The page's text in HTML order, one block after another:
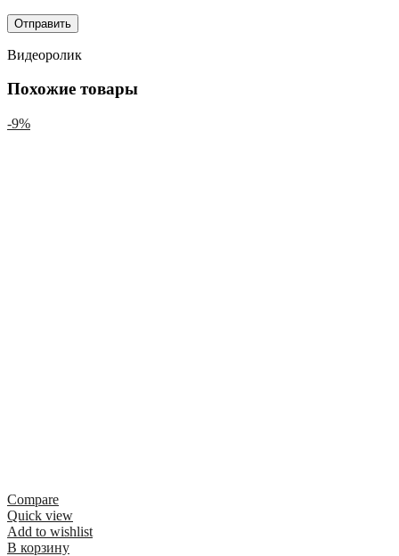
Видеоролик
Похожие товары
-9%
Compare
Quick view
Add to wishlist
В корзину